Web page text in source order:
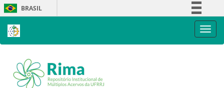
Skip
navigation
BRASIL